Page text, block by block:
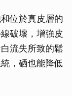
位於真皮層的
破壞，增強皮
流失所致的鬆
，硒也能降低